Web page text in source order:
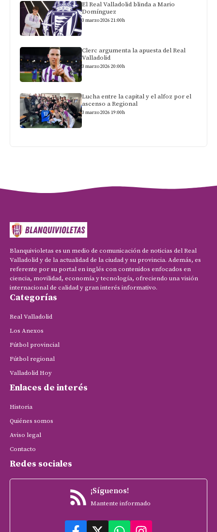
El Real Valladolid blinda a Mario
Domínguez
3 marzo 2026 21:00h
Clerc argumenta la apuesta del Real
Valladolid
3 marzo 2026 20:00h
Lucha entre la capital y el alfoz por el
ascenso a Regional
3 marzo 2026 19:00h
Blanquivioletas es un medio de comunicación de noticias del Real
Valladolid y de la actualidad de la ciudad y su provincia. Además, es
referente por su portal en inglés con contenidos enfocados en
ciencia, movilidad, economía y tecnología, ofreciendo una visión
internacional de calidad y gran interés informativo.
Categorías
Real Valladolid
Los Anexos
Fútbol provincial
Fútbol regional
Valladolid Hoy
Enlaces de interés
Historia
Quiénes somos
Aviso legal
Contacto
Redes sociales
¡Síguenos!
Mantente informado